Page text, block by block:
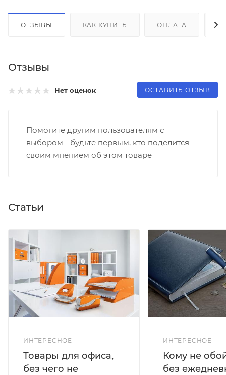
ОТЗЫВЫ КАК КУПИТЬ ОПЛАТА
Отзывы
Нет оценок ОСТАВИТЬ ОТЗЫВ
Помогите другим пользователям с
выбором - будьте первым, кто поделится
своим мнением об этом товаре
Статьи
ИНТЕРЕСНОЕ
Товары для офиса,
без чего не
ИНТЕРЕСНОЕ
Кому не
без